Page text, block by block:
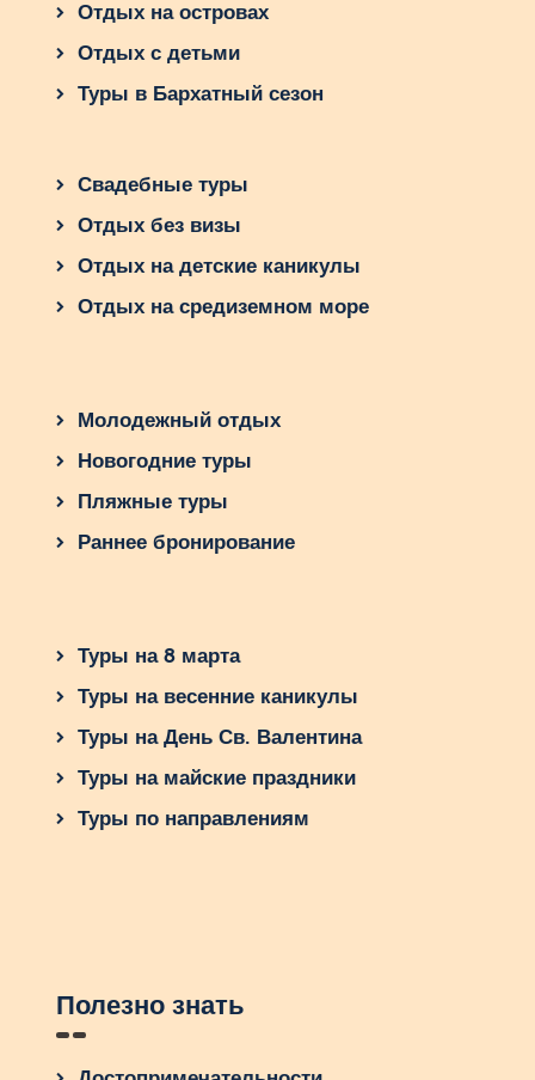
Отдых на островах
Отдых с детьми
Туры в Бархатный сезон
Свадебные туры
Отдых без визы
Отдых на детские каникулы
Отдых на средиземном море
Молодежный отдых
Новогодние туры
Пляжные туры
Раннее бронирование
Туры на 8 марта
Туры на весенние каникулы
Туры на День Св. Валентина
Туры на майские праздники
Туры по направлениям
Полезно знать